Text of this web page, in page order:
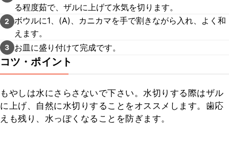
る程度茹で、ザルに上げて水気を切ります。
2
ボウルに1、(A)、カニカマを手で割きながら入れ、よく和
えます。
3 お皿に盛り付けて完成です。
コツ・ポイント
もやしは水にさらさないで下さい。水切りする際はザル
に上げ、自然に水切りすることをオススメします。歯応
えも残り、水っぽくなることを防ぎます。